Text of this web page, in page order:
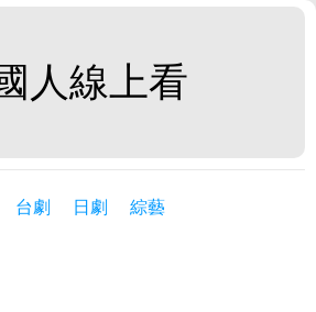
人線上看
台劇 日劇 綜藝